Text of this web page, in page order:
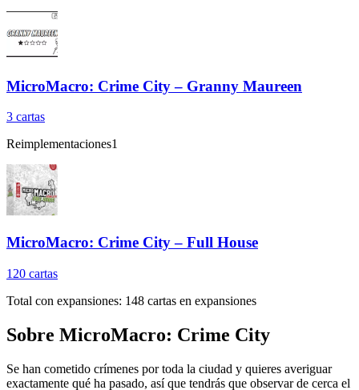
MicroMacro: Crime City – Granny Maureen
3 cartas
Reimplementaciones1
MicroMacro: Crime City – Full House
120 cartas
Total con expansiones: 148 cartas en expansiones
Sobre MicroMacro: Crime City
Se han cometido crímenes por toda la ciudad y quieres averiguar
exactamente qué ha pasado, así que tendrás que observar de cerca el